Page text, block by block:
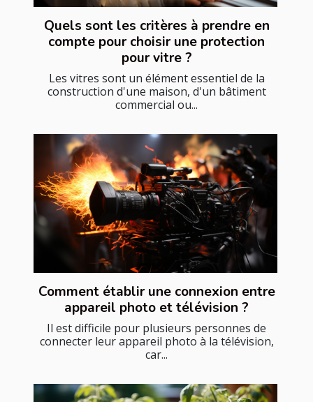
Quels sont les critères à prendre en
compte pour choisir une protection
pour vitre ?
Les vitres sont un élément essentiel de la
construction d'une maison, d'un bâtiment
commercial ou...
Comment établir une connexion entre
appareil photo et télévision ?
Il est difficile pour plusieurs personnes de
connecter leur appareil photo à la télévision,
car...